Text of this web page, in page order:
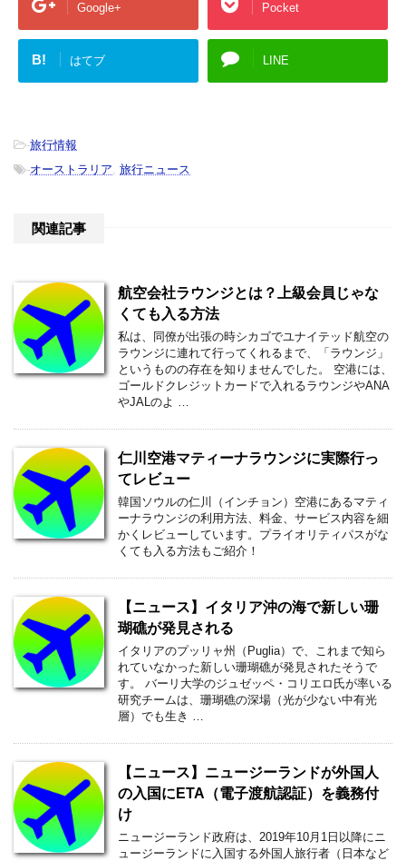
Google+ Pocket
B! はてブ LINE
-旅行情報
-オーストラリア 旅行ニュース
関連記事
航空会社ラウンジとは？上級会員じゃな
くても入る方法
私は、同僚が出張の時シカゴでユナイテッド航空の
ラウンジに連れて行ってくれるまで、「ラウンジ」
というものの存在を知りませんでした。 空港には、
ゴールドクレジットカードで入れるラウンジやANA
やJALのよ …
仁川空港マティーナラウンジに実際行っ
てレビュー
韓国ソウルの仁川（インチョン）空港にあるマティ
ーナラウンジの利用方法、料金、サービス内容を細
かくレビューしています。プライオリティパスがな
くても入る方法もご紹介！
【ニュース】イタリア沖の海で新しい珊
瑚礁が発見される
イタリアのプッリャ州（Puglia）で、これまで知ら
れていなかった新しい珊瑚礁が発見されたそうで
す。 バーリ大学のジュゼッペ・コリエロ氏が率いる
研究チームは、珊瑚礁の深場（光が少ない中有光
層）でも生き …
【ニュース】ニュージーランドが外国人
の入国にETA（電子渡航認証）を義務付
け
ニュージーランド政府は、2019年10月1日以降にニ
ュージーランドに入国する外国人旅行者（日本など